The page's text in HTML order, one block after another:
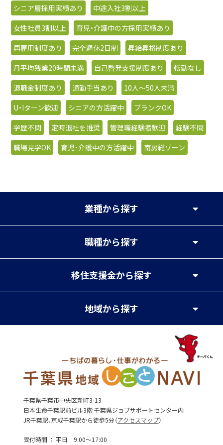
シニア層採用実績あり
中途入社3割以上
女性社員3割以上
育児・介護中の方採用実績あり
再雇用制度あり
完全週休2日制
昇給昇格制度あり
月平均残業20時間未満
自己啓発支援制度あり
転勤なし
退職金制度あり
通勤手当あり
10人〜50人未満
U・Iターン歓迎
シニアの方活躍中
ブランクOK
学歴不問
定時退社を推奨 管理職経験者歓迎
経験不問
職場見学OK
育児・介護中の方活躍中 南房総ゾーン
業種から探す
職種から探す
移住支援金から探す
地域から探す
千葉県千葉市中央区新町3-13
日本生命千葉駅前ビル3階 千葉県ジョブサポートセンター内
JR千葉駅、京成千葉駅から徒歩5分（アクセスマップ）
受付時間
平日 9:00～17:00